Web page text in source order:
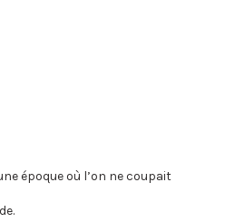
époque où l’on ne coupait